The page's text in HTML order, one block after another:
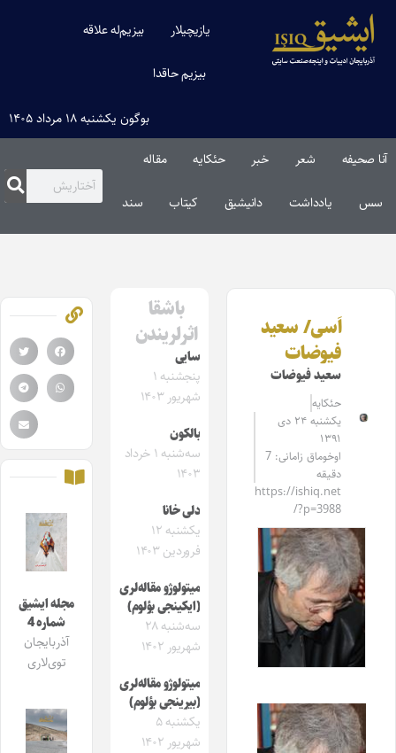
یازیچیلار بیزیم‌له علاقه
بیزیم حاقدا
بوگون یکشنبه ۱۸ مرداد ۱۴۰۵
آنا صحیفه شعر خبر حئکایه مقاله‌
سس یادداشت دانیشیق کیتاب سند
اَسی/ سعید
فیوضات
سعید فیوضات
حئکایه
یکشنبه ۲۴ دی
۱۳۹۱
اوخوماق زامانی: 7
دقیقه
https://ishiq.net
/?p=3988
باشقا
اثرلریندن
سایی
پنجشنبه ۱
شهریور ۱۴۰۳
بالکون
سه‌شنبه ۱ خرداد
۱۴۰۳
دلی خانا
یکشنبه ۱۲
فروردین ۱۴۰۳
میتولوژو مقاله‌لری
(ایکینجی بؤلوم)
سه‌شنبه ۲۸
شهریور ۱۴۰۲
میتولوژو مقاله‌لری
(بیرینجی بؤلوم)
یکشنبه ۵
شهریور ۱۴۰۲
مجله ایشیق
شماره 4
آذربایجان
توی‌لاری